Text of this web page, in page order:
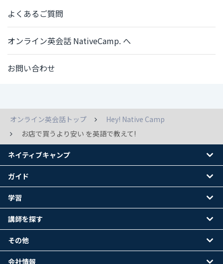
よくあるご質問
オンライン英会話 NativeCamp. へ
お問い合わせ
オンライン英会話トップ
Hey! Native Camp
お店で買うより安い を英語で教えて!
ネイティブキャンプ
ガイド
学習
講師を探す
その他
会社情報